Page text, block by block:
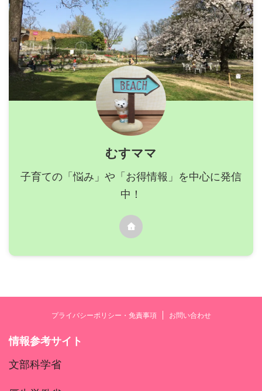
むすママ
子育ての「悩み」や「お得情報」を中心に発信
中！
プライバシーポリシー・免責事項 お問い合わせ
情報参考サイト
文部科学省